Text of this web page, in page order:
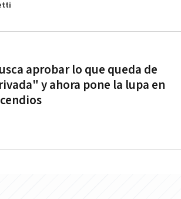
aprobar lo que queda de
y ahora pone la lupa en